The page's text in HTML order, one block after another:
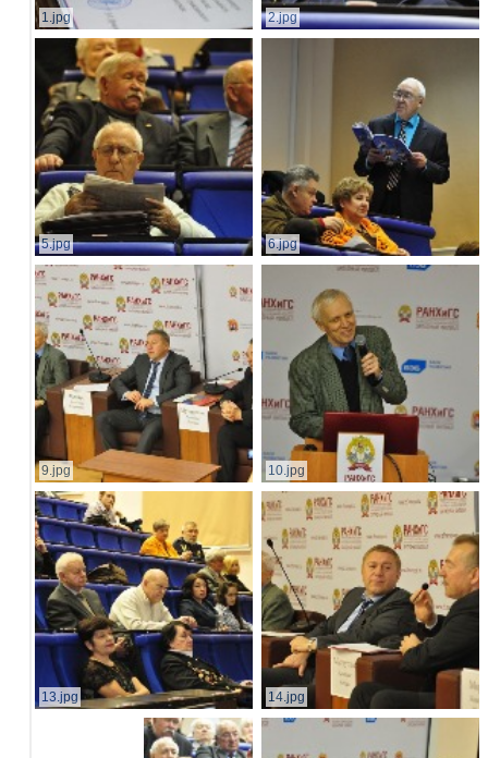
1.jpg 2.jpg
5.jpg 6.jpg
9.jpg 10.jpg
13.jpg 14.jpg